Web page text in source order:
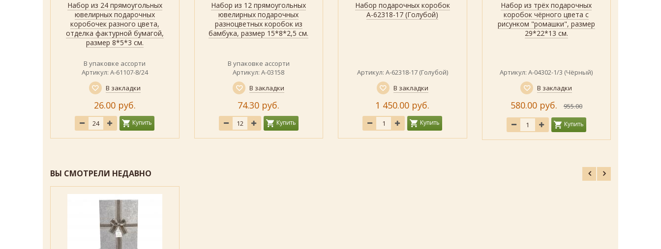
Быстрый просмотр
Показать
Набор из 24 прямоугольных
ювелирных подарочных
коробочек разного цвета,
отделка фактурной бумагой,
размер 8*5*3 см.
В упаковке ассорти
Артикул: А-61107-8/24
В закладки
26.00 руб.
Купить
Быстрый просмотр
Показать
Набор из 12 прямоугольных
ювелирных подарочных
разноцветных коробок из
бамбука, размер 15*8*2,5 см.
В упаковке ассорти
Артикул: А-03158
В закладки
74.30 руб.
Купить
Быстрый просмотр
Показать все дизайны
Набор подарочных коробок
А-62318-17 (Голубой)
Артикул: А-62318-17 (Голубой)
В закладки
1 450.00 руб.
Купить
Быстрый просмотр
Показать
Набор из трёх подарочных
коробок чёрного цвета с
рисунком "ромашки", размер
29*22*13 см.
Артикул: А-04302-1/3 (Чёрный)
В закладки
580.00 руб. 955.00
Купить
ВЫ СМОТРЕЛИ НЕДАВНО